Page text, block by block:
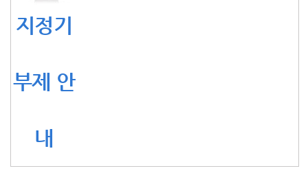
지정기
부제 안
내